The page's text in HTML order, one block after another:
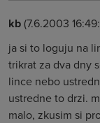
kb(7.6.2003
ja si to loguju na
trikrat za dva dny
lince nebo
ustredne to drzi.
malo, zkusim si